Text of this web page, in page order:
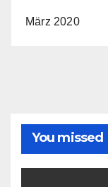
März 2020
You missed